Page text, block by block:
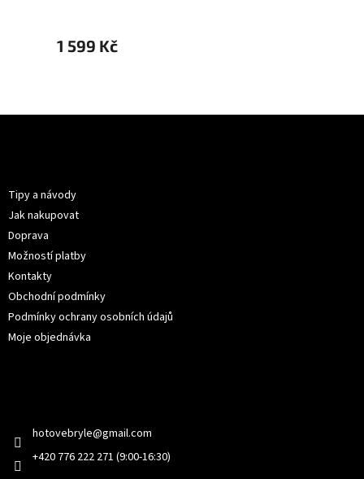
1 599 Kč
Tipy a návody
Jak nakupovat
Doprava
Možností platby
Kontakty
Obchodní podmínky
Podmínky ochrany osobních údajů
Moje objednávka
hotovebryle@gmail.com
+420 776 222 271 (9:00-16:30)